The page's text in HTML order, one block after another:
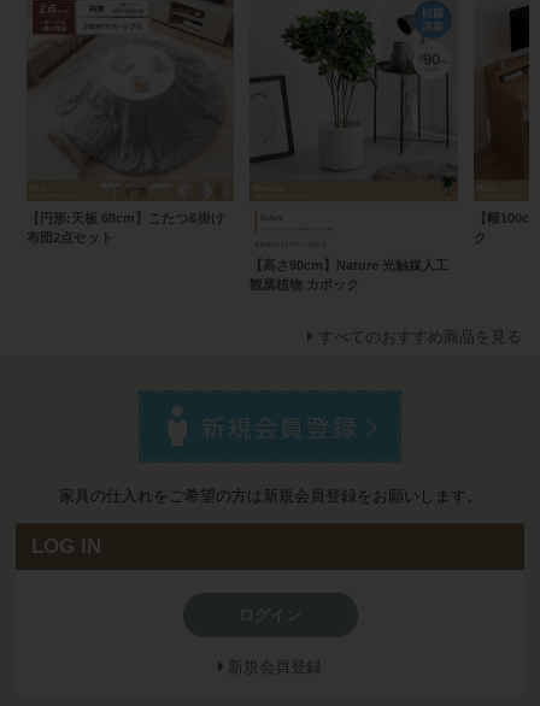
【円形:天板 68cm】こたつ&掛け
布団2点セット
【高さ90cm】Nature 光触媒人工
観葉植物 カポック
【幅
ク
すべてのおすすめ商品を見る
家具の仕入れをご希望の方は新規会員登録をお願いします。
LOG IN
新規会員登録